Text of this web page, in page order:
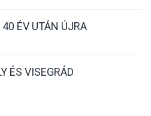
40 ÉV UTÁN ÚJRA
ÉS VISEGRÁD